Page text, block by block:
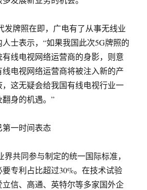
发牌照在即，广电有了从事无线业
士表示，“如果我国此次5G牌照的
线电视网络运营商的身影，则意
电视网络运营商将被注入新的产
这无疑会给我国有线电视行业一
身的机遇。”
一时间表态
界共同参与制定的统一国际标准，
专利占比超过30%。在技术试验
信、高通、英特尔等多家国外企